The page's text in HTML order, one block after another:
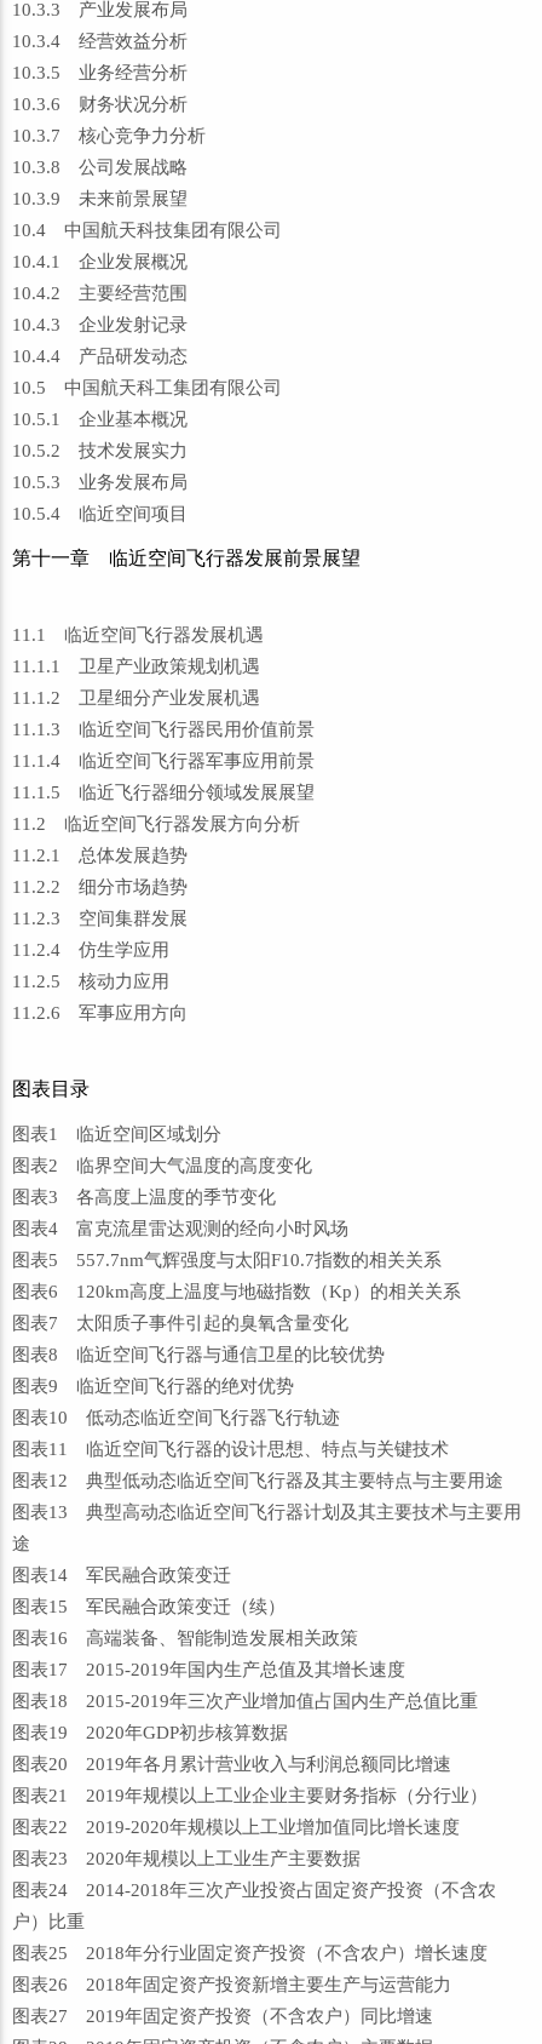
10.3.3 产业发展布局
10.3.4 经营效益分析
10.3.5 业务经营分析
10.3.6 财务状况分析
10.3.7 核心竞争力分析
10.3.8 公司发展战略
10.3.9 未来前景展望
10.4 中国航天科技集团有限公司
10.4.1 企业发展概况
10.4.2 主要经营范围
10.4.3 企业发射记录
10.4.4 产品研发动态
10.5 中国航天科工集团有限公司
10.5.1 企业基本概况
10.5.2 技术发展实力
10.5.3 业务发展布局
10.5.4 临近空间项目
第十一章 临近空间飞行器发展前景展望
11.1 临近空间飞行器发展机遇
11.1.1 卫星产业政策规划机遇
11.1.2 卫星细分产业发展机遇
11.1.3 临近空间飞行器民用价值前景
11.1.4 临近空间飞行器军事应用前景
11.1.5 临近飞行器细分领域发展展望
11.2 临近空间飞行器发展方向分析
11.2.1 总体发展趋势
11.2.2 细分市场趋势
11.2.3 空间集群发展
11.2.4 仿生学应用
11.2.5 核动力应用
11.2.6 军事应用方向
图表目录
图表1 临近空间区域划分
图表2 临界空间大气温度的高度变化
图表3 各高度上温度的季节变化
图表4 富克流星雷达观测的经向小时风场
图表5 557.7nm气辉强度与太阳F10.7指数的相关关系
图表6 120km高度上温度与地磁指数（Kp）的相关关系
图表7 太阳质子事件引起的臭氧含量变化
图表8 临近空间飞行器与通信卫星的比较优势
图表9 临近空间飞行器的绝对优势
图表10 低动态临近空间飞行器飞行轨迹
图表11 临近空间飞行器的设计思想、特点与关键技术
图表12 典型低动态临近空间飞行器及其主要特点与主要用途
图表13 典型高动态临近空间飞行器计划及其主要技术与主要用
途
图表14 军民融合政策变迁
图表15 军民融合政策变迁（续）
图表16 高端装备、智能制造发展相关政策
图表17 2015-2019年国内生产总值及其增长速度
图表18 2015-2019年三次产业增加值占国内生产总值比重
图表19 2020年GDP初步核算数据
图表20 2019年各月累计营业收入与利润总额同比增速
图表21 2019年规模以上工业企业主要财务指标（分行业）
图表22 2019-2020年规模以上工业增加值同比增长速度
图表23 2020年规模以上工业生产主要数据
图表24 2014-2018年三次产业投资占固定资产投资（不含农
户）比重
图表25 2018年分行业固定资产投资（不含农户）增长速度
图表26 2018年固定资产投资新增主要生产与运营能力
图表27 2019年固定资产投资（不含农户）同比增速